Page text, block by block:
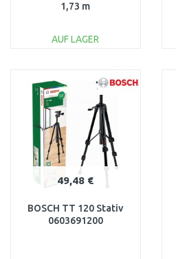
1,73 m
AUF LAGER
Vergleichen
49,48 €
BOSCH TT 120 Stativ
0603691200